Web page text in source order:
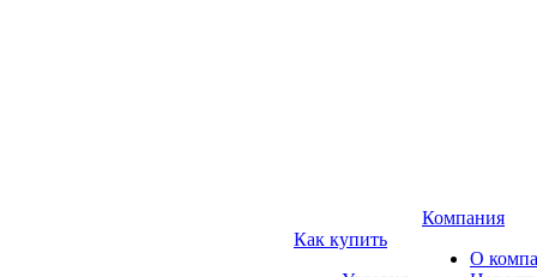
Как купить
Компания
О